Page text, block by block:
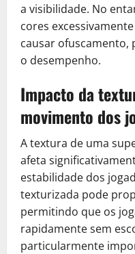
a visibilidade. No
cores
causar
o desempenho.
Impacto da
movimento dos
A textura de uma
afeta
estabilidade dos
texturizada pode
permitindo que os
rapidamente sem
particularmente